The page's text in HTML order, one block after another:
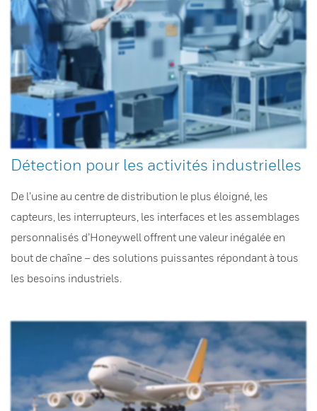
Détection pour les activités industrielles
De l’usine au centre de distribution le plus éloigné, les
capteurs, les interrupteurs, les interfaces et les assemblages
personnalisés d’Honeywell offrent une valeur inégalée en
bout de chaîne – des solutions puissantes répondant à tous
les besoins industriels.